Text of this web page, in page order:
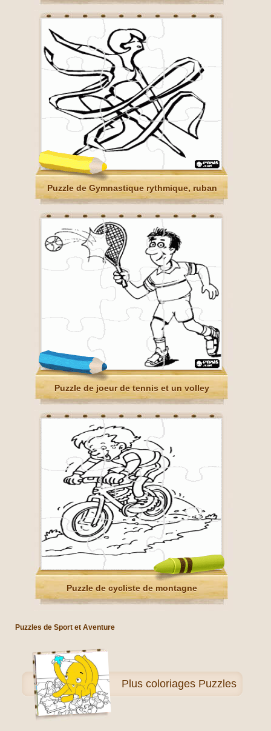
Puzzle de Gymnastique rythmique, ruban
Puzzle de joeur de tennis et un volley
Puzzle de cycliste de montagne
Puzzles de Sport et Aventure
Plus coloriages Puzzles